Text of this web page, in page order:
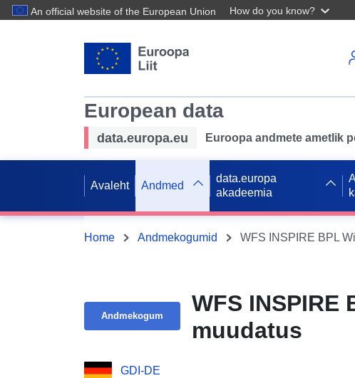
An official website of the European Union How do you know?
European data
data.europa.eu Euroopa andmete ametlik
Avaleht Andmed
data.europa
akadeemia
Home Andmekogumid WFS INSPIRE BPL
Andmekogum
WFS INSPIRE
muudatus
GDI-DE